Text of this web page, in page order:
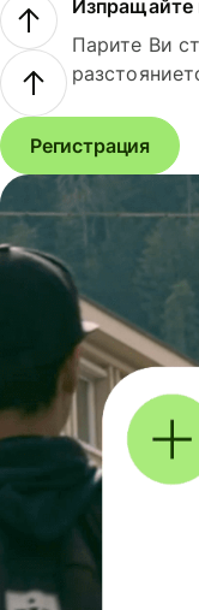
Изпращайте
Парите Ви
Регистрация